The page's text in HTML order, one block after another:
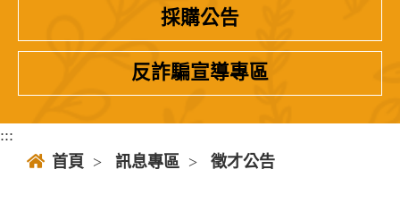
採購公告
反詐騙宣導專區
:::
首頁 > 訊息專區 > 徵才公告